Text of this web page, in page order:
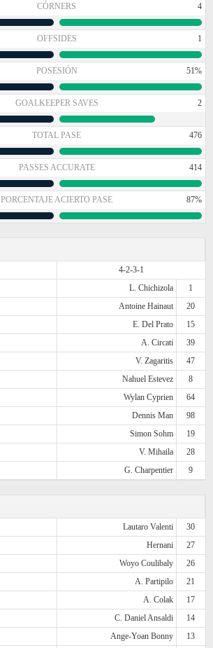
CÓRNERS 4
OFFSIDES 1
POSESIÓN 51%
GOALKEEPER SAVES 2
TOTAL PASE 476
PASSES ACCURATE 414
PORCENTAJE ACIERTO PASE 87%
4-2-3-1
L. Chichizola
1
Antoine Hainaut
20
E. Del Prato
15
A. Circati
39
V. Zagaritis
47
Nahuel Estevez
8
Wylan Cyprien
64
Dennis Man
98
Simon Sohm
19
V. Mihaila
28
G. Charpentier 9
Lautaro Valenti
30
Hernani
27
Woyo Coulibaly
26
A. Partipilo
21
A. Colak
17
C. Daniel Ansaldi
14
Ange-Yoan Bonny
13